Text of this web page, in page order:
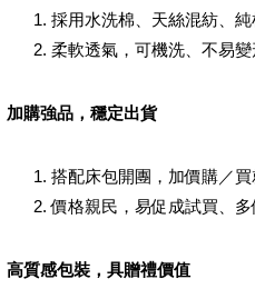
採用水洗棉、天絲混紡、
柔軟透氣，可機洗、不易變
加購強品，穩定出貨
搭配床包開團，加價購／
價格親民，易促成試買、
高質感包裝，具贈禮價值